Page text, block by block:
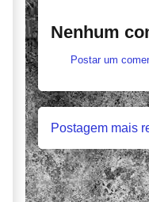
Nenhum
Postar um
Postagem mais